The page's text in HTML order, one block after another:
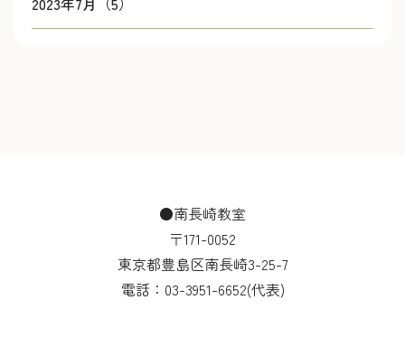
●南長崎教室
〒171-0052
東京都豊島区南長崎3-25-7
電話： 03-3951-6652(代表)